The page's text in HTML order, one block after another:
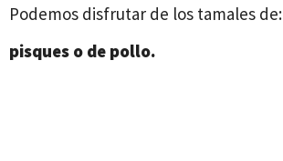
Podemos disfrutar de los tamales de:
pisques o de pollo.